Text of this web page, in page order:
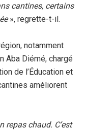
cantines, certains
», regrette-t-il.
notamment
Aba Diémé, chargé
de l’Éducation et
améliorent
repas chaud. C’est